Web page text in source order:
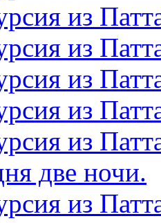
из
из
из
из
из
две ночи.
из